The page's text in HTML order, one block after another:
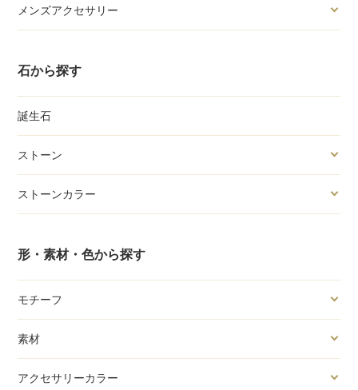
メンズアクセサリー
石から探す
誕生石
ストーン
ストーンカラー
形・素材・色から探す
モチーフ
素材
アクセサリーカラー